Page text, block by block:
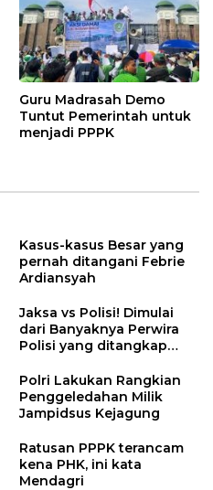
Guru Madrasah Demo
Tuntut Pemerintah untuk
menjadi PPPK
Kasus-kasus Besar yang
pernah ditangani Febrie
Ardiansyah
Jaksa vs Polisi! Dimulai
dari Banyaknya Perwira
Polisi yang ditangkap
MBG?
Polri Lakukan Rangkian
Penggeledahan Milik
Jampidsus Kejagung
Ratusan PPPK terancam
kena PHK, ini kata
Mendagri